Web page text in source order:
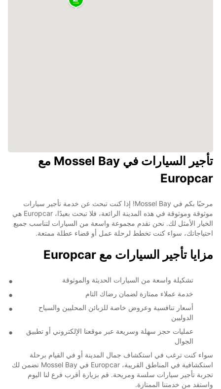
تأجير السيارات في Mossel Bay مع
Europcar
مرحبًا بكم في Mossel Bay! إذا كنت تبحث عن خدمة تأجير سيارات
موثوقة وموثوقة في هذه المدينة الرائعة، فلا تبحث بعيدًا، Europcar هي
الخيار الأمثل لك. نحن نقدم مجموعة واسعة من السيارات لتناسب جميع
احتياجاتك، سواء كنت تخطط لرحلة عمل أو قضاء عطلة ممتعة.
مزايا تأجير السيارات مع Europcar
تشكيلة واسعة من السيارات الحديثة والموثوقة
خدمة عملاء ممتازة لضمان رضاك التام
أسعار تنافسية وعروض خاصة للزبائن المحليين والسياح
الدوليين
عمليات حجز سهلة وسريعة عبر موقعنا الإلكتروني أو تطبيق
الجوال
سواء كنت ترغب في استكشاف جمال المدينة أو في القيام برحلة
استكشافية في المناطق القريبة، Europcar في Mossel Bay تضمن لك
تجربة تأجير سيارات سلسة ومريحة. قم بزيارة أقرب فرع لنا اليوم
واستفد من خدمتنا الممتازة.